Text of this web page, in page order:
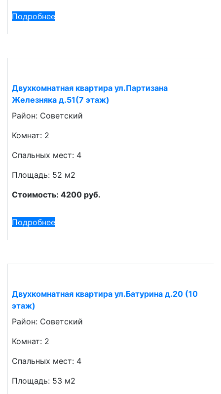
Подробнее
Двухкомнатная квартира ул.Партизана
Железняка д.51(7 этаж)
Район: Советский
Комнат: 2
Спальных мест: 4
Площадь: 52 м2
Стоимость: 4200 руб.
Подробнее
Двухкомнатная квартира ул.Батурина д.20 (10
этаж)
Район: Советский
Комнат: 2
Спальных мест: 4
Площадь: 53 м2